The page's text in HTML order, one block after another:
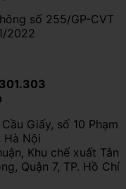
số 255/GP-CVT
2022
Giấy, số 10 Phạm
Hà Nội
Khu chế xuất Tân
Quận 7, TP. Hồ Chí